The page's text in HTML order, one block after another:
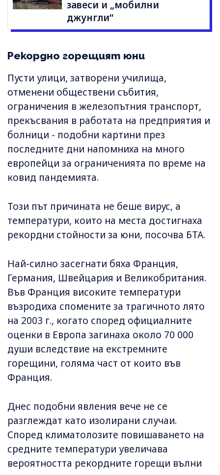
завеси и „мобилни
джунгли“
Рекордно горещият юни
Пусти улици, затворени училища,
отменени обществени събития,
ограничения в железопътния транспорт,
прекъсвания в работата на предприятия и
болници - подобни картини през
последните дни напомниха на много
европейци за ограниченията по време на
ковид пандемията.
Този път причината не беше вирус, а
температури, които на места достигнаха
рекордни стойности за юни, посочва БТА.
Най-силно засегнати бяха Франция,
Германия, Швейцария и Великобритания.
Във Франция високите температури
възродиха спомените за трагичното лято
на 2003 г., когато според официалните
оценки в Европа загинаха около 70 000
души вследствие на екстремните
горещини, голяма част от които във
Франция.
Днес подобни явления вече не се
разглеждат като изолирани случаи.
Според климатолозите повишаването на
средните температури увеличава
вероятността рекордните горещи вълни